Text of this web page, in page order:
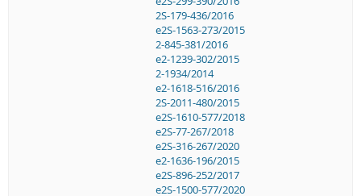
2S-179-436/2016
e2S-1563-273/2015
2-845-381/2016
e2-1239-302/2015
2-1934/2014
e2-1618-516/2016
2S-2011-480/2015
e2S-1610-577/2018
e2S-77-267/2018
e2S-316-267/2020
e2-1636-196/2015
e2S-896-252/2017
e2S-1500-577/2020